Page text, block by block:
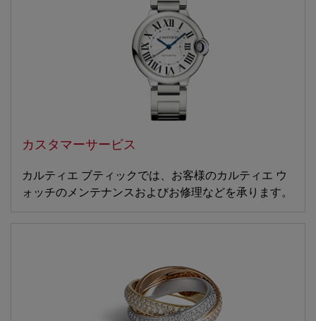
カスタマーサービス
カルティエ ブティックでは、お客様のカルティエ ウ
ォッチのメンテナンスおよびお修理などを承ります。